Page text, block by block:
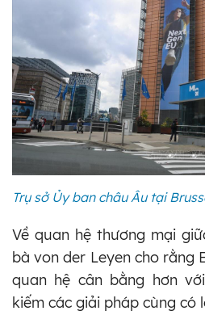
Trụ sở Ủy ban châu Âu tại
Về quan hệ thương mại
bà von der Leyen cho rằng
quan hệ cân bằng hơn
kiếm các giải pháp cùng có